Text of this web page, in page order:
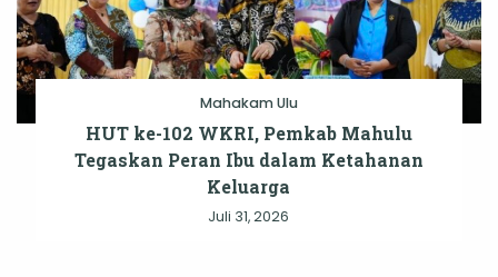
Mahakam Ulu
HUT ke-102 WKRI, Pemkab Mahulu
Tegaskan Peran Ibu dalam Ketahanan
Keluarga
Juli 31, 2026